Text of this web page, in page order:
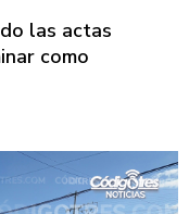
las actas
como